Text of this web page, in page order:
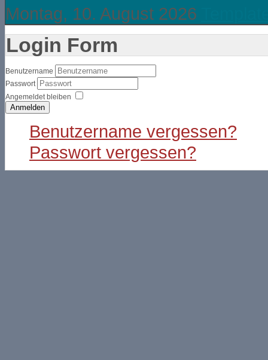
Montag, 10. August 2026
Login Form
Benutzername
Passwort
Angemeldet bleiben
Anmelden
Benutzername vergessen?
Passwort vergessen?